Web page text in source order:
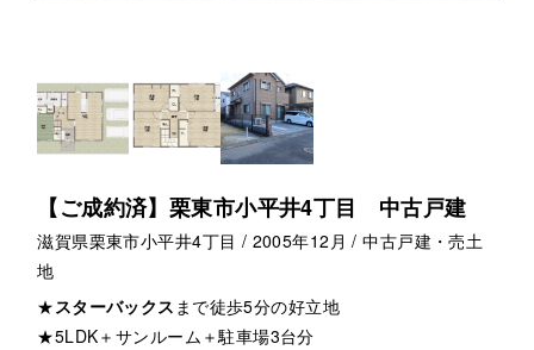
【ご成約済】栗東市小平井4丁目 中古戸建
滋賀県栗東市小平井4丁目 / 2005年12月 / 中古戸建・売土
地
★スターバックス まで徒歩5分の好立地
★5LDK＋サンルーム＋駐車場3台分